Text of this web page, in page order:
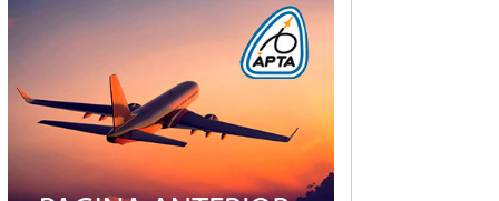
SEGURIDAD AÉREA
TURISMO Y RECREACIÓN
VIDEOS